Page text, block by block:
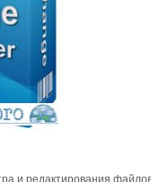
и редактирования